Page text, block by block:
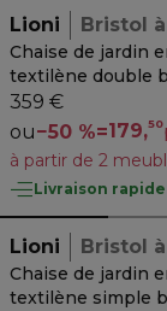
Lioni Bristol
Chaise de jardin
textilène double
359 €
ou−50 %=179,50
à partir de 2
Livraison rapide
Lioni Bristol
Chaise de jardin
textilène simple